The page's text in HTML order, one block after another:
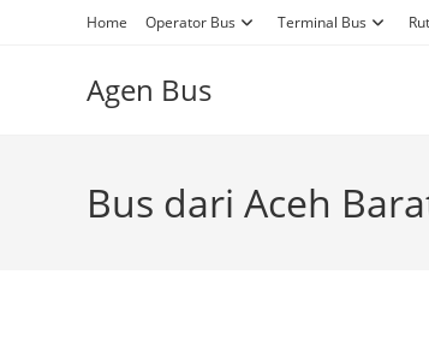
Home Operator Bus Terminal Bus
Agen Bus
Bus dari Aceh